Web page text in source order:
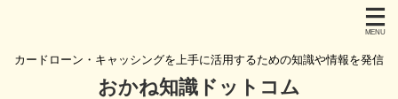
カードローン・キャッシングを上手に活用するための知識や情報を発信
おかね知識ドットコム